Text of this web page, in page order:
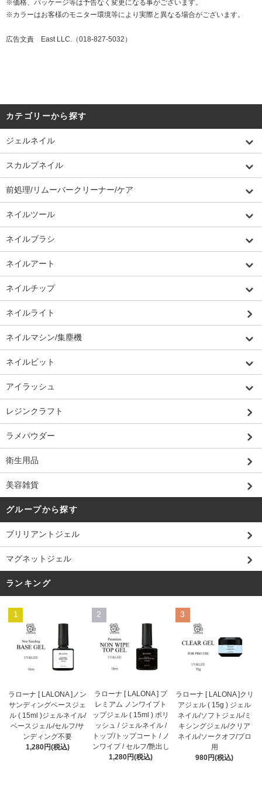
※価格、パッケージ等は予告なく変更になる事がございます。
※カラーはお客様のモニター環境等により実際と異なる場合がございます。
広告文責 East LLC.（018-827-5032）
カテゴリーから探す
ジェルネイル
スカルプネイル
前処理/リムーバークリーナー/ケア
ネイルツール
ネイルブラシ
ネイルアート
ネイルチップ
ネイルライト
ネイルマシン/集塵機
ネイルビット
アイラッシュ
レジンクラフト
ラメパウダー
衛生用品
美容雑貨
グループから探す
ブリリアントジェル
マグネットジェル
ランキング
1
ラローナ [ LALONA ]ノン
サンディングベースジェ
ル ( 15ml )ジェルネイル/
ベースジェル/セルフ/サ
ンディング不要
1,280円(税込)
2
ラローナ [ LALONA ] プ
レミアム ノンワイプト
ップジェル ( 15ml ) ポリ
ッシュ / ジェルネイル /
トップ/トップコート / ノ
ンワイプ / セルフ/艶出し
1,280円(税込)
3
ラローナ [ LALONA ]クリ
アジェル ( 15g ) ジェル
ネイル/ソフトジェル/ミ
キシングジェル/クリア
ネイル/ソークオフ/プロ
用
980円(税込)